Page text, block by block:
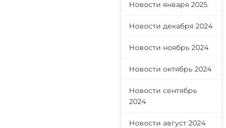
Новости января 2025
Новости декабря 2024
Новости ноябрь 2024
Новости октябрь 2024
Новости сентябрь
2024
Новости август 2024